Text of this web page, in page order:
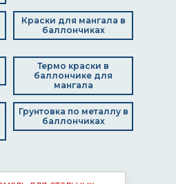
Краски для мангала в
баллончиках
Термо краски в
баллончике для
мангала
Грунтовка по металлу в
баллончиках